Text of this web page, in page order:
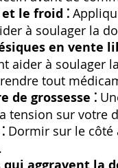
le froid ⁚
à soulager la
en vente
aider à soulager
tout
de grossesse ⁚
tension sur votre
Dormir sur le côté